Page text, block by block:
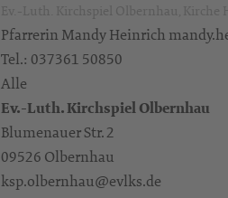
Pfarrerin Mandy Heinrich
Tel.: 037361 50850
Alle
Ev.-Luth. Kirchspiel Olbernhau
Blumenauer Str. 2
09526 Olbernhau
ksp.olbernhau@evlks.de